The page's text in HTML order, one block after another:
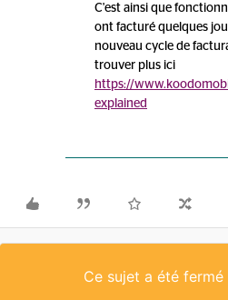
C'est ainsi que
ont facturé quelques
nouveau cycle de
trouver plus ici
https://
explained
Ce sujet a été fermé